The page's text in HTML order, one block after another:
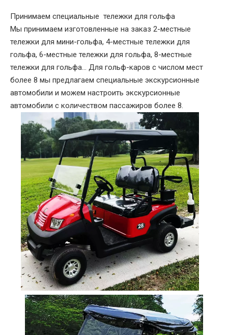
Принимаем специальные тележки для гольфа
Мы принимаем изготовленные на заказ 2-местные
тележки для мини-гольфа, 4-местные тележки для
гольфа, 6-местные тележки для гольфа, 8-местные
тележки для гольфа... Для гольф-каров с числом мест
более 8 мы предлагаем специальные экскурсионные
автомобили и можем настроить экскурсионные
автомобили с количеством пассажиров более 8.